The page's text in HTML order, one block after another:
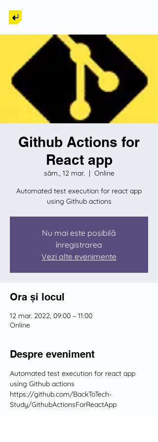
Github Actions for
React app
sâm., 12 mar.
  |
Online
Automated test execution for react app
using Github actions
Nu mai este posibilă
înregistrarea
Vezi alte evenimente
Ora și locul
12 mar. 2022, 09:00 – 11:00
Online
Despre eveniment
Automated test execution for react app
using Github actions
https://github.com/BackToTech-
Study/GithubActionsForReactApp